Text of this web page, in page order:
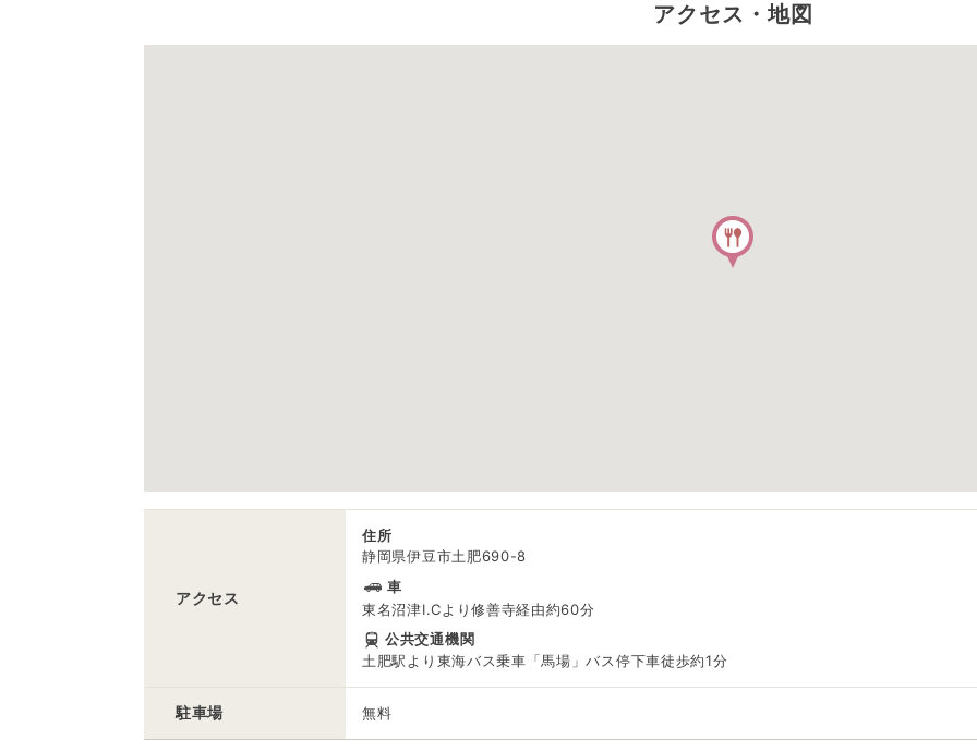
アクセス・地図
アクセス
住所
静岡県伊豆市土肥690-8
車
東名沼津I.Cより修善寺経由約60分
公共交通機関
土肥駅より東海バス乗車「馬場」バス停下車徒歩約1分
駐車場 無料